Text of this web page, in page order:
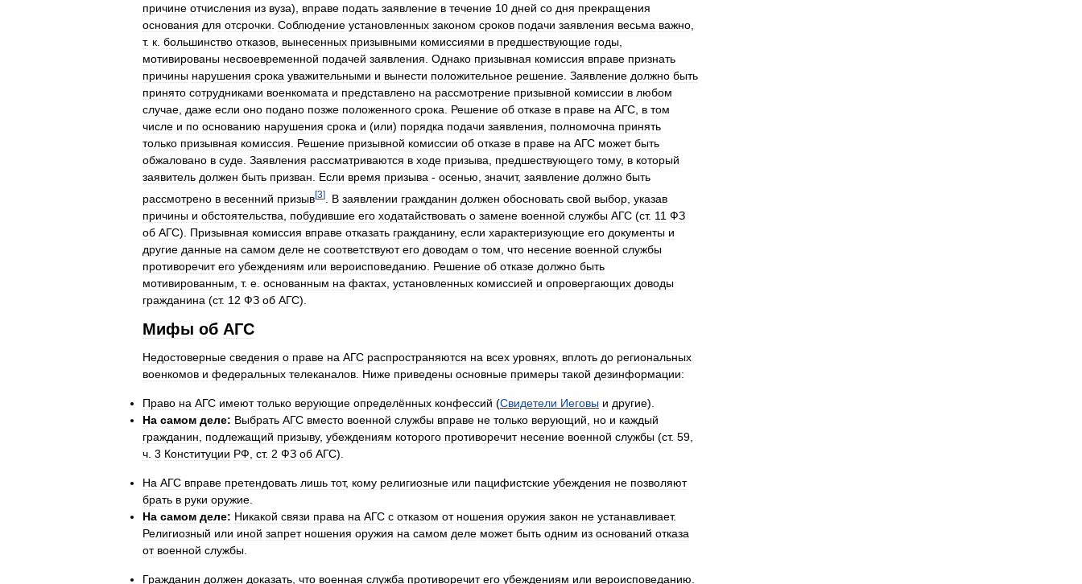
причине отчисления из вуза), вправе подать заявление в течение 10 дней со дня прекращения
основания для отсрочки. Соблюдение установленных законом сроков подачи заявления весьма важно,
т. к. большинство отказов, вынесенных призывными комиссиями в предшествующие годы,
мотивированы несвоевременной подачей заявления. Однако призывная комиссия вправе признать
причины нарушения срока уважительными и вынести положительное решение. Заявление должно быть
принято сотрудниками военкомата и представлено на рассмотрение призывной комиссии в любом
случае, даже если оно подано позже положенного срока. Решение об отказе в праве на АГС, в том
числе и по основанию нарушения срока и (или) порядка подачи заявления, полномочна принять
только призывная комиссия. Решение призывной комиссии об отказе в праве на АГС может быть
обжаловано в суде. Заявления рассматриваются в ходе призыва, предшествующего тому, в который
заявитель должен быть призван. Если время призыва - осенью, значит, заявление должно быть
рассмотрено в весенний призыв[3] В заявлении гражданин должен обосновать свой выбор указав
причины и обстоятельства побудившие его ходатайствовать о замене военной службы АГС (ст. 11 ФЗ
об АГС). Призывная комиссия вправе отказать гражданину, если характеризующие его документы и
другие данные на самом деле не соответствуют его доводам о том что несение военной службы
противоречит его убеждениям или вероисповеданию Решение об отказе должно быть
мотивированным т. е основанным на фактах установленных комиссией и опровергающих доводы
гражданина (ст. 12 ФЗ об АГС).
Мифы об АГС
Недостоверные сведения о праве на АГС распространяются на всех уровнях вплоть до региональных
военкомов и федеральных телеканалов Ниже приведены основные примеры такой дезинформации:
Право на АГС имеют только верующие определённых конфессий (Свидетели Иеговы и другие).
На самом деле: Выбрать АГС вместо военной службы вправе не только верующий но и каждый
гражданин
подлежащий призыву, убеждениям которого противоречит несение военной службы (ст. 59
ч 3 Конституции РФ ст. 2 ФЗ об АГС).
На АГС вправе претендовать лишь тот, кому религиозные или пацифистские убеждения не позволяют
брать в руки оружие
На самом деле: Никакой связи права на АГС с отказом от ношения оружия закон не устанавливает.
Религиозный или иной запрет ношения оружия на самом деле может быть одним из оснований отказа
от военной службы
Гражданин должен доказать что военная служба противоречит его убеждениям или вероисповеданию